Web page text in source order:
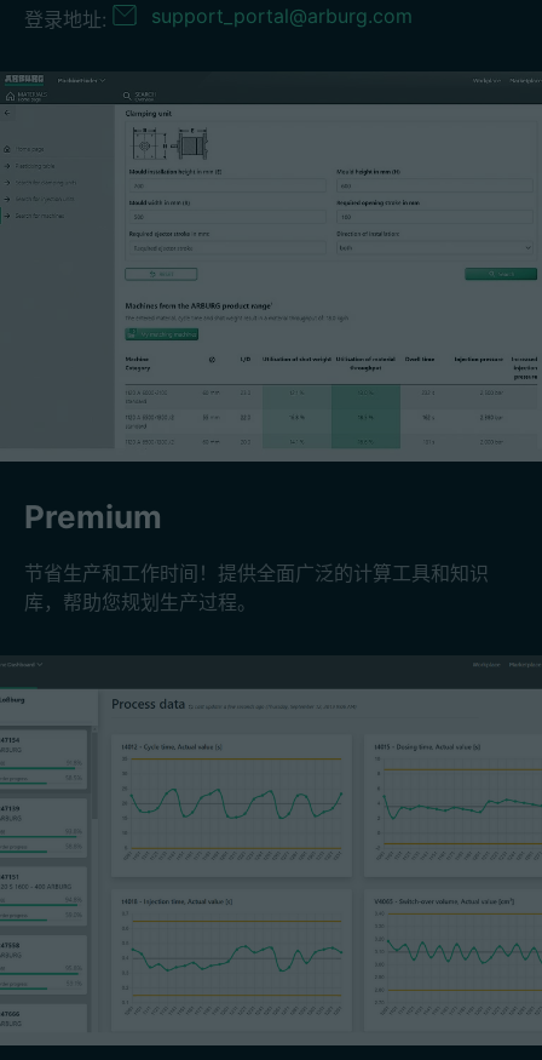
登录地址:
support_portal@arburg.com
Premium
节省生产和工作时间！提供全面广泛的计算工具和知识
库，帮助您规划生产过程。